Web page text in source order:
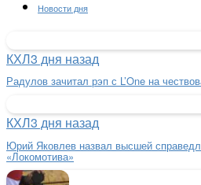
Новости дня
КХЛ3 дня назад
Радулов зачитал рэп с L’One на
КХЛ3 дня назад
Юрий Яковлев назвал высшей
«Локомотива»